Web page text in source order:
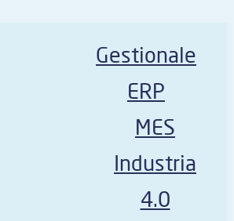
Gestionale
ERP
MES
Industria
4.0